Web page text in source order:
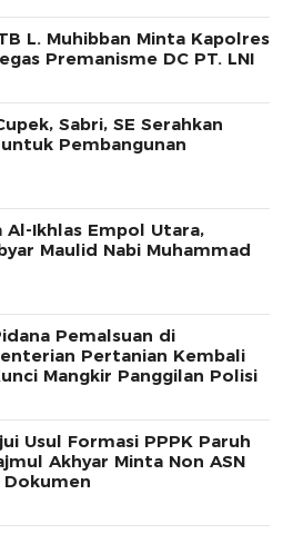
L. Muhibban Minta Kapolres
Premanisme DC PT. LNI
Sabri, SE Serahkan
Pembangunan
Al-Ikhlas Empol Utara,
Maulid Nabi Muhammad
Pemalsuan di
Pertanian Kembali
Mangkir Panggilan Polisi
Usul Formasi PPPK Paruh
Akhyar Minta Non ASN
Dokumen